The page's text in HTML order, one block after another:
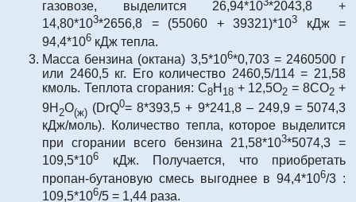
газовозе, выделится 26,94*10 *2043,8 +
14,80*103*2656,8 = (55060 + 39321)*103 кДж =
94,4*106 кДж тепла.
Масса бензина (октана) 3,5*106*0,703 = 2460500 г
или 2460,5 кг. Его количество 2460,5/114 = 21,58
кмоль. Теплота сгорания: С8Н 18+ 12,5О2 = 8СО2 +
9Н 2О(ж) (DrQ0= 8*393,5 + 9*241,8 – 249,9 = 5074,3
кДж/моль). Количество тепла, которое выделится
при сгорании всего бензина 21,58*103*5074,3 =
109,5*106 кДж. Получается, что приобретать
пропан-бутановую смесь выгоднее в 94,4*106/3 :
109,5*106/5 = 1,44 раза.